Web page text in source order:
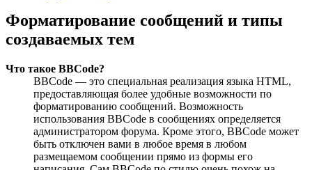
Форматирование сообщений и типы
создаваемых тем
Что такое BBCode?
BBCode — это специальная реализация языка HTML,
предоставляющая более удобные возможности по
форматированию сообщений. Возможность
использования BBCode в сообщениях определяется
администратором форума. Кроме этого, BBCode может
быть отключен вами в любое время в любом
размещаемом сообщении прямо из формы его